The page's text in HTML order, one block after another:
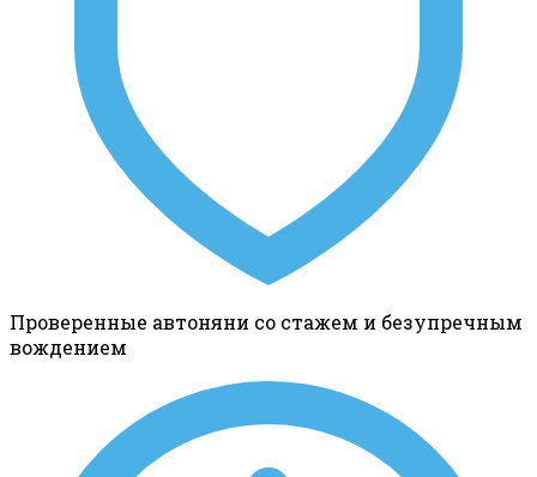
Проверенные автоняни со стажем и безупречным
вождением